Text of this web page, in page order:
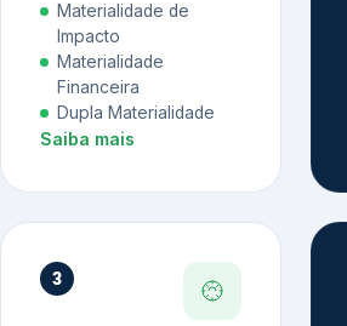
Materialidade de
Impacto
Materialidade
Financeira
Dupla Materialidade
Saiba mais
3